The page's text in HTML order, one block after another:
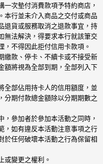
次墊付消費款項予特約商店，
本行並未介入商品之交付或商品
退貨或服務取消之退款事宜，持
無法解決，得要求本行就該筆交
，不得因此拒付信用卡款項。
繳款、停卡、不續卡或不接受新
額將視為全部到期，全部列入下
全部佔用持卡人的信用額度，並
分期付款總金額除以分期期數之
參加者於參加本活動之同時，
，如有違反本活動注意事項之行
於任何破壞本活動之行為保留相
或變更之權利。